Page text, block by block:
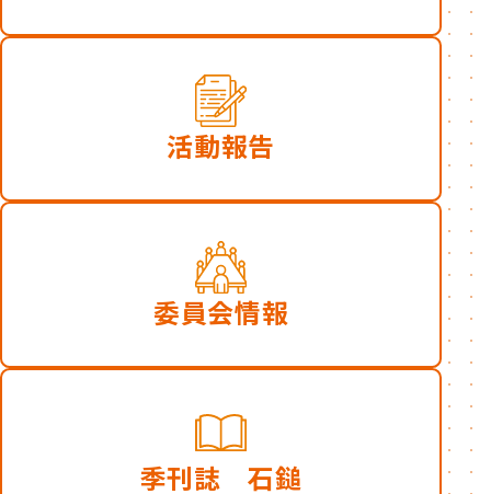
活動報告
委員会情報
季刊誌 ⽯鎚